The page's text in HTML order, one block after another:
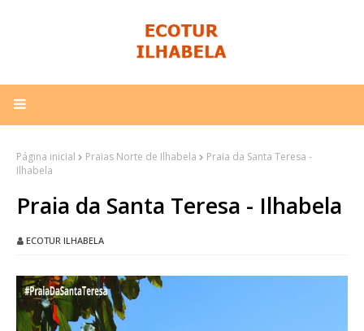
Página inicial Praias Norte de Ilhabela
Praia da Santa Teresa -
Ilhabela
Praia da Santa Teresa - Ilhabela
ECOTUR ILHABELA